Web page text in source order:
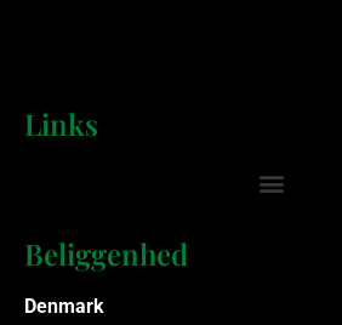
Links
Beliggenhed
Denmark